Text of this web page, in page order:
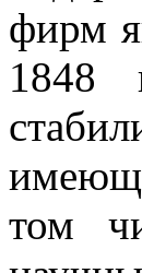
фирм
1848
том